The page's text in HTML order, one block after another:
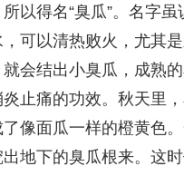
以得名“臭瓜”。名字
可以清热败火，尤其
会结出小臭瓜，成熟
止痛的功效。秋天里
了像面瓜一样的橙黄色
地下的臭瓜根来。这